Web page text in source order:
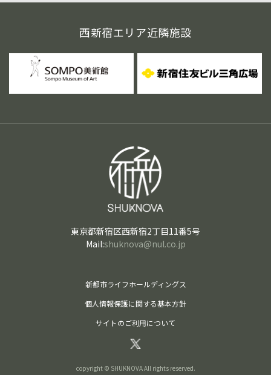
西新宿エリア近隣施設
東京都新宿区西新宿2丁目11番5号
Mail:shuknova@nul.co.jp
新都市ライフホールディングス
個人情報保護に関する基本方針
サイトのご利用について
copyright © SHUKNOVA All rights reserved.